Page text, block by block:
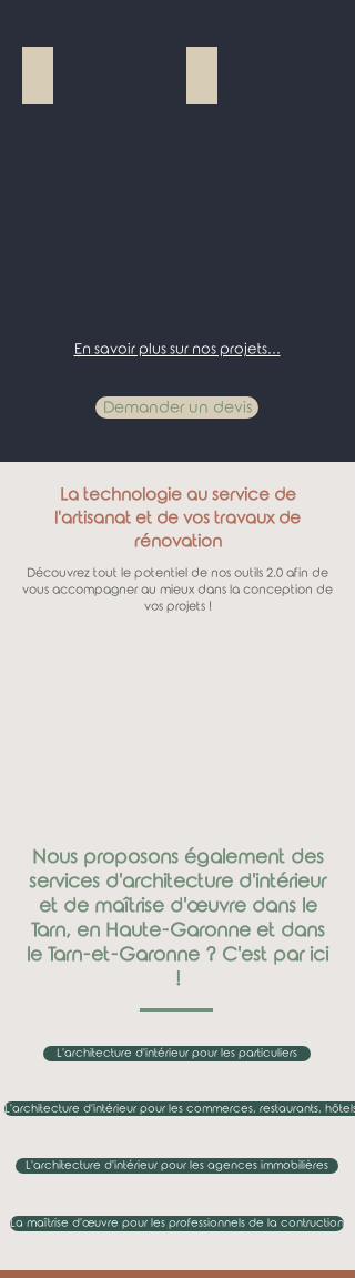
En savoir plus sur nos projets...
Demander un devis
La technologie au service de
l'artisanat et de vos travaux de
rénovation
Découvrez tout le potentiel de nos outils 2.0 afin de
vous accompagner au mieux dans la conception de
vos projets !
Nous proposons également des
services d'architecture d'intérieur
et de maîtrise d'œuvre dans le
Tarn, en Haute-Garonne et dans
le Tarn-et-Garonne ? C'est par ici
!
L'architecture d'intérieur pour les particuliers
L'architecture d'intérieur pour les commerces, restaurants,
L'architecture d'intérieur pour les agences immobilières
La maîtrise d'œuvre pour les professionnels de la contruction